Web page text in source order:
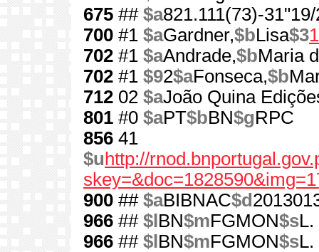
675 ## $a821.111(73)-
700 #1 $aGardner,$bLisa$3
702 #1 $aAndrade,$bMaria
702 #1 $92$aFonseca,$b
712 02 $aJoão Quina
801 #0 $aPT$bBN$gRPC
856 41
$u http://
900 ## $aBIBNAC$d
966 ## $l BN$mFGMON$sL.
966 ## $l BN$mFGMON$sL.